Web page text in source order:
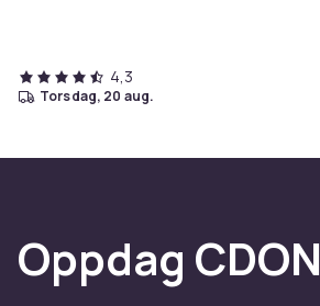
4,3
torsdag, 20 aug.
Oppdag CDON